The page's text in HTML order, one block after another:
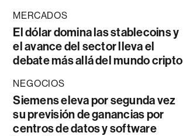
MERCADOS
El dólar domina las stablecoins y
el avance del sector lleva el
debate más allá del mundo cripto
NEGOCIOS
Siemens eleva por segunda vez
su previsión de ganancias por
centros de datos y software